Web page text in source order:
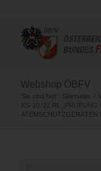
Webshop ÖBFV
Sie sind hier: Startseite /
KS-10 /22 RL
ATEMSCHUTZGERÄTEN